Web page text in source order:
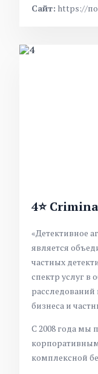
Сайт: https://
4⭐
«Детективное
является
частных
спектр услуг в
расследований
бизнеса и
С 2008 года мы
комплексной